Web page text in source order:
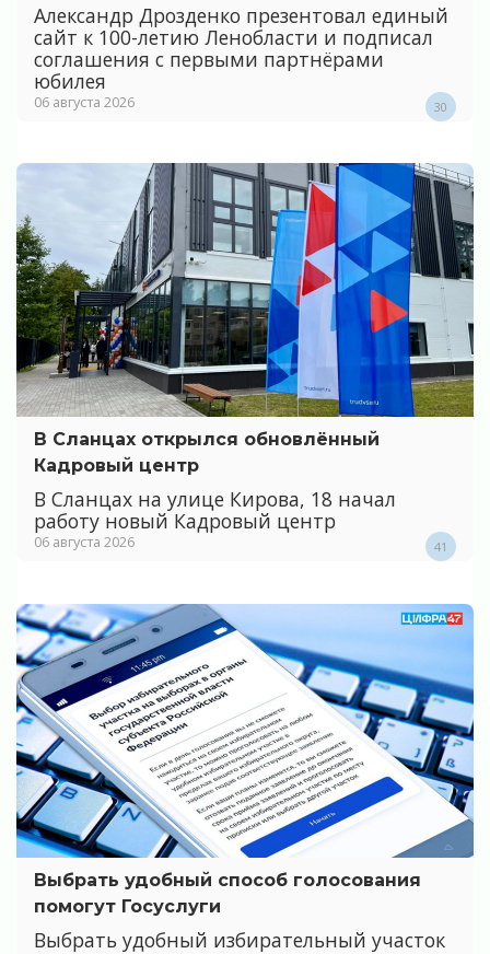
Александр Дрозденко презентовал единый
сайт к 100-летию Ленобласти и подписал
соглашения с первыми партнёрами
юбилея
06 августа 2026 30
В Сланцах открылся обновлённый
Кадровый центр
В Сланцах на улице Кирова, 18 начал
работу новый Кадровый центр
06 августа 2026 41
Выбрать удобный способ голосования
помогут Госуслуги
Выбрать удобный избирательный участок